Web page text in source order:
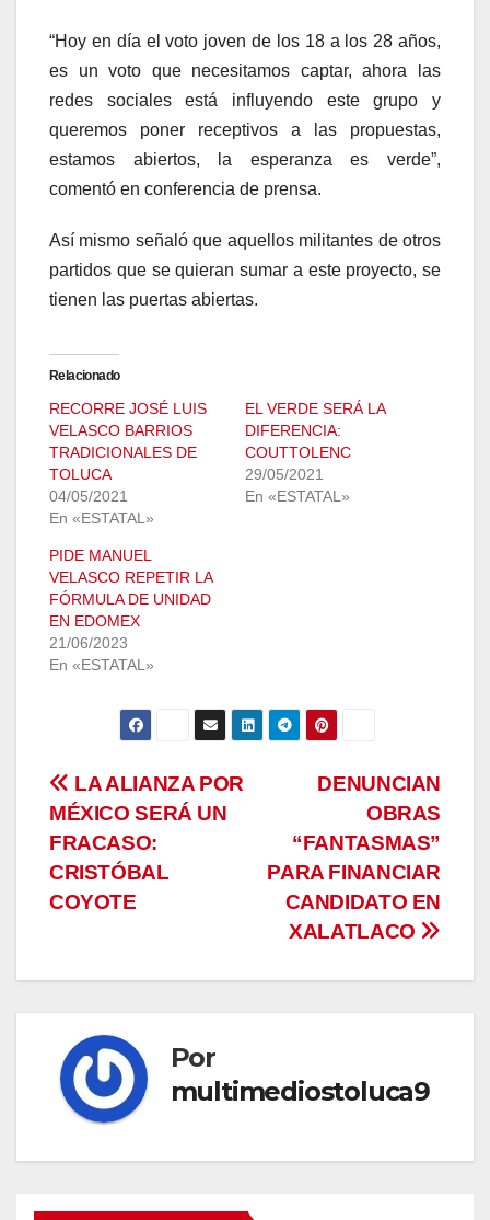
“Hoy en día el voto joven de los 18 a los 28 años,
es un voto que necesitamos captar, ahora las
redes sociales está influyendo este grupo y
queremos poner receptivos a las propuestas,
estamos abiertos, la esperanza es verde”,
comentó en conferencia de prensa.
Así mismo señaló que aquellos militantes de otros
partidos que se quieran sumar a este proyecto, se
tienen las puertas abiertas.
Relacionado
RECORRE JOSÉ LUIS
VELASCO BARRIOS
TRADICIONALES DE
TOLUCA
04/05/2021
En «ESTATAL»
EL VERDE SERÁ LA
DIFERENCIA:
COUTTOLENC
29/05/2021
En «ESTATAL»
PIDE MANUEL
VELASCO REPETIR LA
FÓRMULA DE UNIDAD
EN EDOMEX
21/06/2023
En «ESTATAL»
Navegación
de
entradas
DENUNCIAN
OBRAS
“FANTASMAS”
PARA FINANCIAR
CANDIDATO EN
XALATLACO
LA ALIANZA POR
MÉXICO SERÁ UN
FRACASO:
CRISTÓBAL
COYOTE
Por
multimediostoluca9